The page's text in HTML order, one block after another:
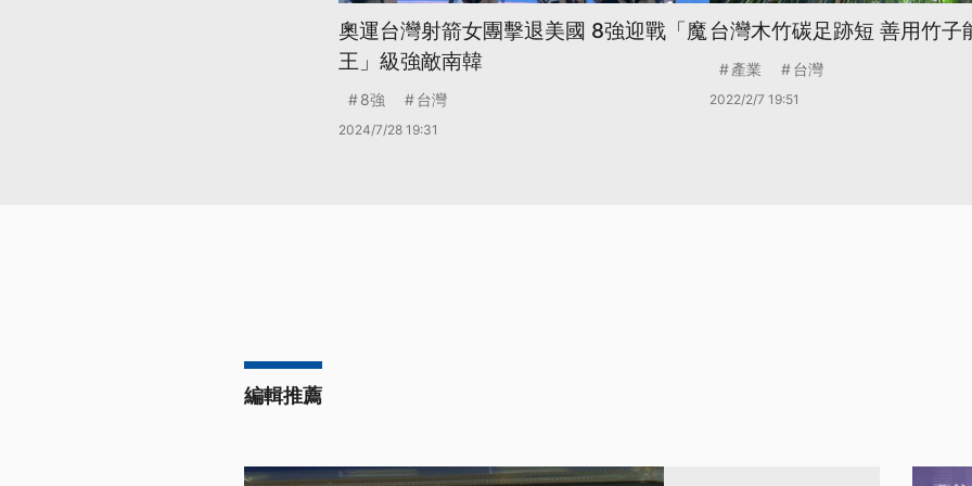
奧運台灣射箭女團擊退美國 8強迎戰「魔
王」級強敵南韓
8強 台灣
2024/7/28 19:31
台灣木竹碳足跡短 善用竹子
產業 台灣
2022/2/7 19:51
編輯推薦